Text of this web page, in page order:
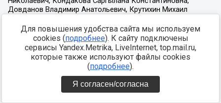
Для повышения удобства сайта мы используем
cookies (подробнее). К сайту подключены
сервисы Yandex.Metrika, LiveInternet, top.mail.ru,
которые также используют файлы cookies
(подробнее).
Я согласен/согласна